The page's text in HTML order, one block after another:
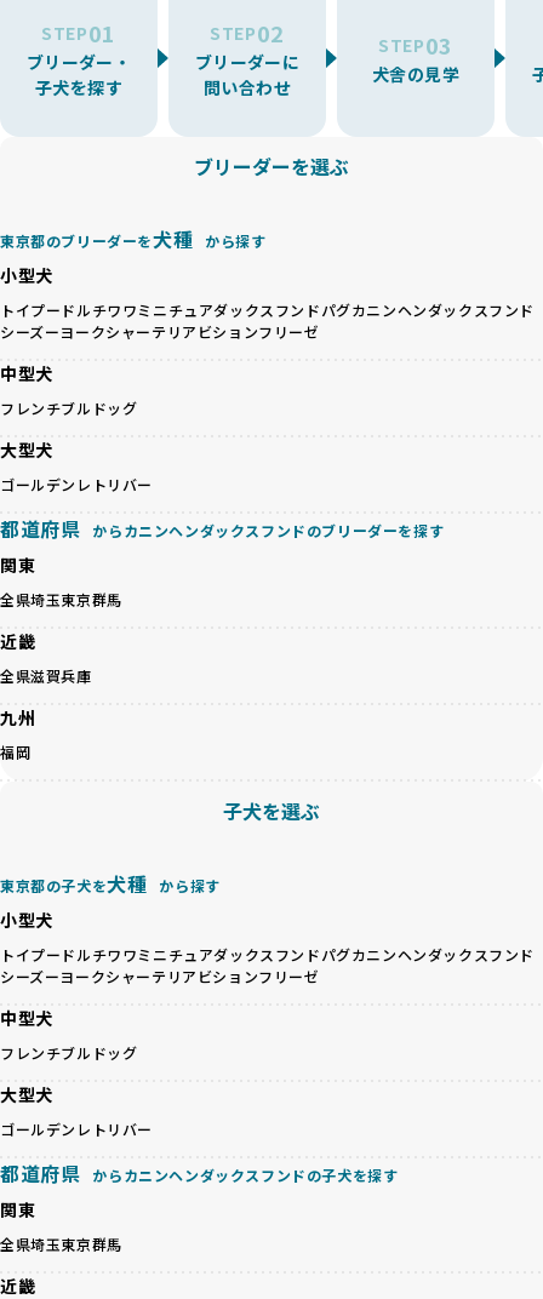
BreederFamiliesでは、アニマルウェルフェアを最優先に考
えた6つの絶対基準と12の総合基準を設定しています。これに
ことを徹底しています。
BreederFamiliesでは、以下の6項目を必須条件とし、これら
基づいた責任あるブリーディングを確保しています。
さらに、健康管理、社会性の育成、遺伝子検査、食事や運動
の質など、ワンちゃんの心身に配慮した飼育環境が整ってい
るかを評価する12項目の総合基準を設けています。これによ
り、より高い基準をクリアしたブリーダーだけを厳選してい
ます。
良ブリーダーのみが登録されています。
BreederFamiliesでは、法令に準拠するだけでなく、ワンち
のみを厳選しています。これにより、ユーザーの皆さんに安
心して選べる選択肢を提供しています。
「BreederFamilesのワンちゃんに優しい18の評価基準」は
こちら
接のヒアリング、現地確認を通じて厳しく評価しています。
このプロセスにより、育成環境や健康管理だけでなく、ブリ
さらに、こうした評価結果は透明性を持って公開されている
ため、どのブリーダーを選んでも安心して子犬をお迎えいた
徹底した透明性こそが、BreederFamiliesの大きな特徴で
BreederFamiliesは、ペット業界が抱える命の大量生産・大
量販売、負担の大きい流通構造、劣悪な飼育環境といった課
題に真摯に向き合っています。優良ブリーダーとの直接取引
を促進することで、無駄な命の消費を減らし、命を大切にす
る社会の実現を目指しています。
人へ寄付しています。多くのペット販売業者が、動物福祉へ
の取り組みが不十分であることを理由に寄付を断られる中、
ます。この活動により、保護が必要なワンちゃんの救済や保
護活動の支援にも貢献しています。
でなく、すべてのワンちゃんに優しい未来を創るための大き
な一歩です。ユーザーの皆さんがBreederFamiliesを通じて
子犬をお迎えすることで、こうした社会貢献活動を間接的に
支えることができます。
たりストレスを抱えたりするリスクが高まります。
「少数の犬種に集中」の詳細はこちら
すが、無計画な交配には健康リスクが伴います。異なる犬種
の特徴を持つことで予測しにくい健康問題が発生する可能性
が高く、診断や治療も複雑化する場合があります。また、ミ
待する理想と現実が大きく異なることも少なくありません。
健康と性格を次世代に引き継ぐために、ミックス犬の繁殖を
避けます。無計画な交配がもたらすリスクを理解し、飼い主
への十分な説明とアフターフォローを確保できる範囲での繁
殖を徹底しているのです。
一方、営利優先ブリーダーは流行や需要に応じて安易にミッ
クス犬を繁殖し、健康管理や飼い主への配慮が不十分なこと
が多く見受けられます。場合によっては、チワワ×ハスキー
等体格の異なるリスクの高い交配を行うこともあります。
「ミックス犬を繁殖しない」の詳細はこちら
ペットショップやペットオークションは、流通過程でワンち
ゃんが長時間の輸送を強いられたり、狭いケージに閉じ込め
られるなど、心身に大きな負担がかかります。このような環
ちゃんの社会性や基本的なしつけにも悪影響を与える可能性
があります。
優良ブリーダーは、ワンちゃんの健康と幸せを第一に考え、
ペットショップやオークションを介さずに直接飼い主に渡す
ことを大切にしています。また、彼らはお迎え先を自身で確
一方で、営利優先ブリーダーは、広範囲に販売するためにペ
を軽視しがちです。
「ペットショップ等を使わない」の詳細はこちら
近年、「小さくて可愛い」「珍しい毛色」という見た目の特
徴が人気を集め、高値で取引されることが多くなっていま
くありません。極小サイズは骨や心臓に負担がかかりやす
く、レアカラーには遺伝疾患のリスクが高まることがありま
営利優先ブリーダーは、このような流行や需要に応じて無理
な繁殖を行いがちです。小柄な母犬を繁殖に多用して体に負
ど、健康を犠牲にした管理がされることもあります。このよ
うな方法では、ワンちゃんの免疫力や体力が低下し、飼い主
ます。
優良ブリーダーは、こうした流行に流されず、ワンちゃんの
STEP01
ブリーダー・
子犬を探す
STEP02
ブリーダーに
問い合わせ
STEP03
犬舎の見学
ブリーダーを選ぶ
東京都のブリーダーを犬種 から探す
小型犬
トイプードルチワワミニチュアダックスフンドパグカニンヘンダックスフンド
シーズーヨークシャーテリア ビションフリーゼ
中型犬
フレンチブルドッグ
大型犬
ゴールデンレトリバー
都道府県 からカニンヘンダックスフンドのブリーダーを探す
関東
全県埼玉東京群馬
近畿
全県滋賀兵庫
九州
福岡
子犬を選ぶ
東京都の子犬を犬種 から探す
小型犬
トイプードルチワワミニチュアダックスフンドパグカニンヘンダックスフンド
シーズーヨークシャーテリア ビションフリーゼ
中型犬
フレンチブルドッグ
大型犬
ゴールデンレトリバー
都道府県 からカニンヘンダックスフンドの子犬を探す
関東
全県埼玉東京群馬
近畿